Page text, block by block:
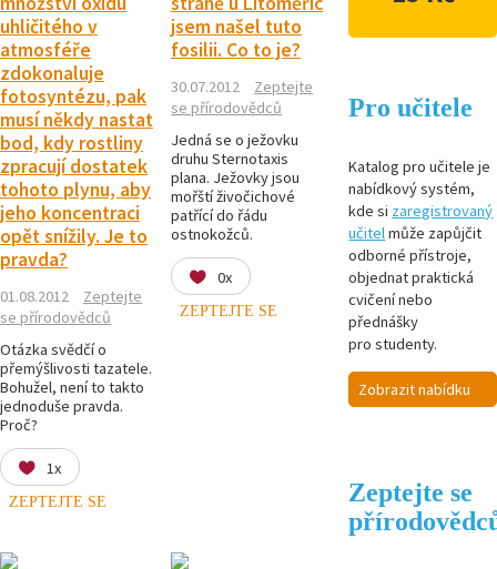
uhličitého v
atmosféře
zdokonaluje
fotosyntézu, pak
musí někdy nastat
bod, kdy rostliny
zpracují dostatek
tohoto plynu, aby
jeho koncentraci
opět snížily. Je to
pravda?
01.08.2012
Zeptejte
se přírodovědců
Otázka svědčí o
přemýšlivosti tazatele.
Bohužel, není to takto
jednoduše pravda.
Proč?
1x
ZEPTEJTE SE
jsem našel tuto
fosilii. Co to je?
30.07.2012
Zeptejte
se přírodovědců
Jedná se o ježovku
druhu Sternotaxis
plana. Ježovky jsou
mořští živočichové
patřící do řádu
ostnokožců.
0x
ZEPTEJTE SE
Pro učitele
Katalog pro učitele je
nabídkový systém,
kde si zaregistrovaný
učitelmůže zapůjčit
odborné přístroje,
objednat praktická
cvičení nebo
přednášky
pro studenty.
Zobrazit nabídku
Zeptejte se